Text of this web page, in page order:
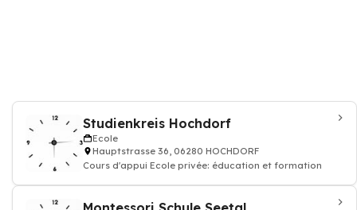
Studienkreis Hochdorf
Ecole
Hauptstrasse 36, 06280 HOCHDORF
Cours d'appui Ecole privée: éducation et formation